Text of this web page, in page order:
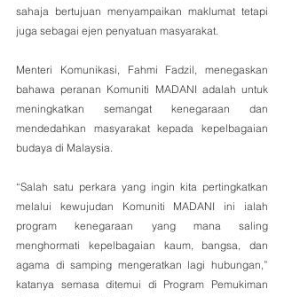
sahaja bertujuan menyampaikan maklumat tetapi
juga sebagai ejen penyatuan masyarakat.
Menteri Komunikasi, Fahmi Fadzil, menegaskan
bahawa peranan Komuniti MADANI adalah untuk
meningkatkan semangat kenegaraan dan
mendedahkan masyarakat kepada kepelbagaian
budaya di Malaysia.
“Salah satu perkara yang ingin kita pertingkatkan
melalui kewujudan Komuniti MADANI ini ialah
program kenegaraan yang mana saling
menghormati kepelbagaian kaum, bangsa, dan
agama di samping mengeratkan lagi hubungan,”
katanya semasa ditemui di Program Pemukiman